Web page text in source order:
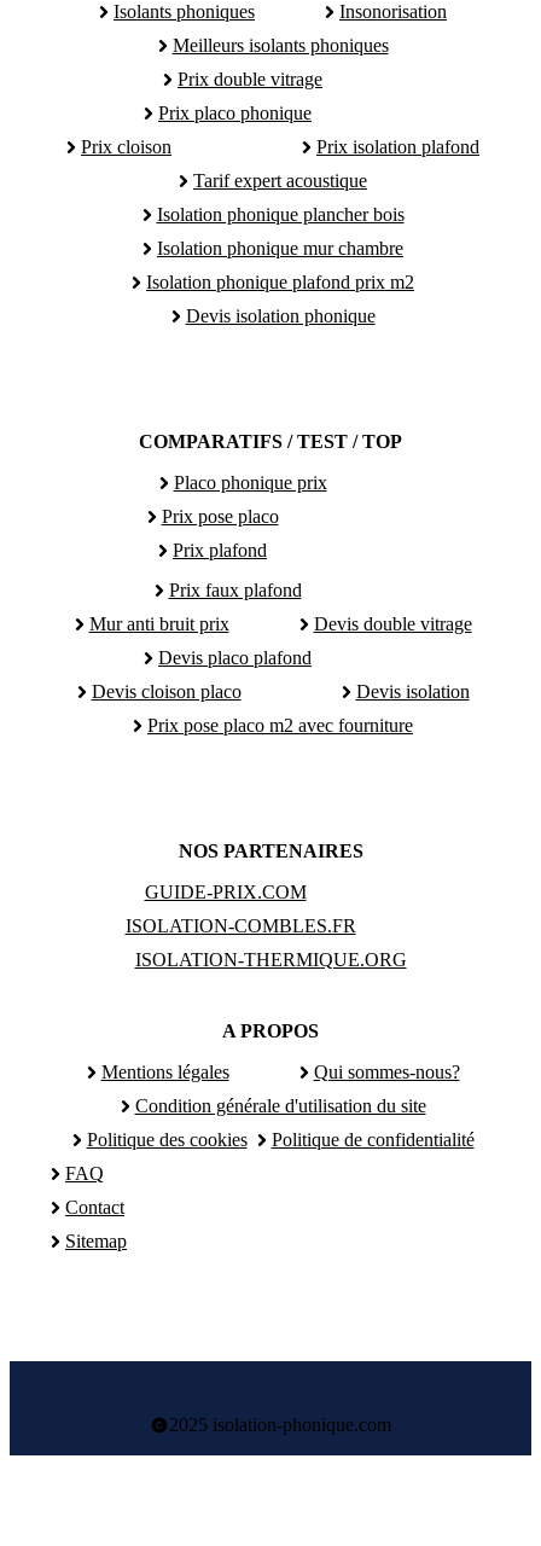
Isolants phoniques
Insonorisation
Meilleurs isolants phoniques
Prix double vitrage
Prix placo phonique
Prix cloison
Prix isolation plafond
Tarif expert acoustique
Isolation phonique plancher bois
Isolation phonique mur chambre
Isolation phonique plafond prix m2
Devis isolation phonique
COMPARATIFS / TEST / TOP
Placo phonique prix
Prix pose placo
Prix plafond
Prix faux plafond
Mur anti bruit prix
Devis double vitrage
Devis placo plafond
Devis cloison placo
Devis isolation
Prix pose placo m2 avec fourniture
NOS PARTENAIRES
GUIDE-PRIX.COM
ISOLATION-COMBLES.FR
ISOLATION-THERMIQUE.ORG
A PROPOS
Mentions légales
Qui sommes-nous?
Condition générale d'utilisation du site
Politique des cookies
Politique de confidentialité
FAQ
Contact
Sitemap
2025 isolation-phonique.com